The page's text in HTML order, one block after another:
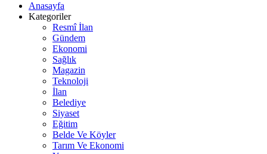
Anasayfa
Kategoriler
Resmî İlan
Gündem
Ekonomi
Sağlık
Magazin
Teknoloji
İlan
Belediye
Siyaset
Eğitim
Belde Ve Köyler
Tarım Ve Ekonomi